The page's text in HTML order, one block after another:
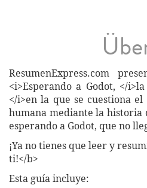
ResumenExpress.com
<i>Esperando a Godot, </
</i>en la que se cuestiona
humana mediante la historia
esperando a Godot, que no
¡Ya no tienes que leer y
ti!</b>
Esta guía incluye: